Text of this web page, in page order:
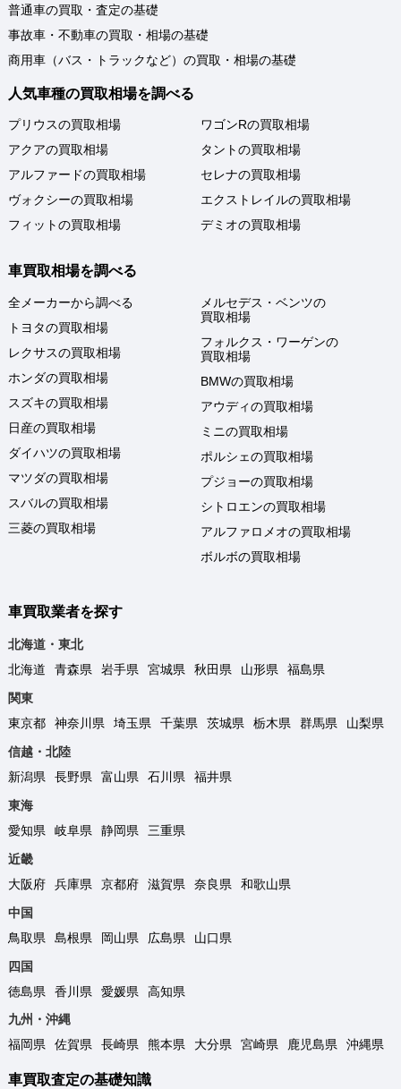
普通車の買取・査定の基礎
事故車・不動車の買取・相場の基礎
商用車（バス・トラックなど）の買取・相場の基礎
人気車種の買取相場を調べる
プリウスの買取相場
アクアの買取相場
アルファードの買取相場
ヴォクシーの買取相場
フィットの買取相場
ワゴンRの買取相場
タントの買取相場
セレナの買取相場
エクストレイルの買取相場
デミオの買取相場
車買取相場を調べる
全メーカーから調べる
トヨタの買取相場
レクサスの買取相場
ホンダの買取相場
スズキの買取相場
日産の買取相場
ダイハツの買取相場
マツダの買取相場
スバルの買取相場
三菱の買取相場
メルセデス・ベンツの
買取相場
フォルクス・ワーゲンの
買取相場
BMWの買取相場
アウディの買取相場
ミニの買取相場
ポルシェの買取相場
プジョーの買取相場
シトロエンの買取相場
アルファロメオの買取相場
ボルボの買取相場
車買取業者を探す
北海道・東北
北海道
青森県 岩手県 宮城県 秋田県 山形県
福島県
関東
東京都
神奈川県 埼玉県 千葉県 茨城県 栃木県 群馬県
山梨県
信越・北陸
新潟県
長野県 富山県 石川県
福井県
東海
愛知県
岐阜県 静岡県
三重県
近畿
大阪府
兵庫県 京都府 滋賀県 奈良県
和歌山県
中国
鳥取県
島根県 岡山県 広島県
山口県
四国
徳島県
香川県 愛媛県
高知県
九州・沖縄
福岡県
佐賀県 長崎県 熊本県 大分県 宮崎県 鹿児島県 沖縄県
車買取査定の基礎知識